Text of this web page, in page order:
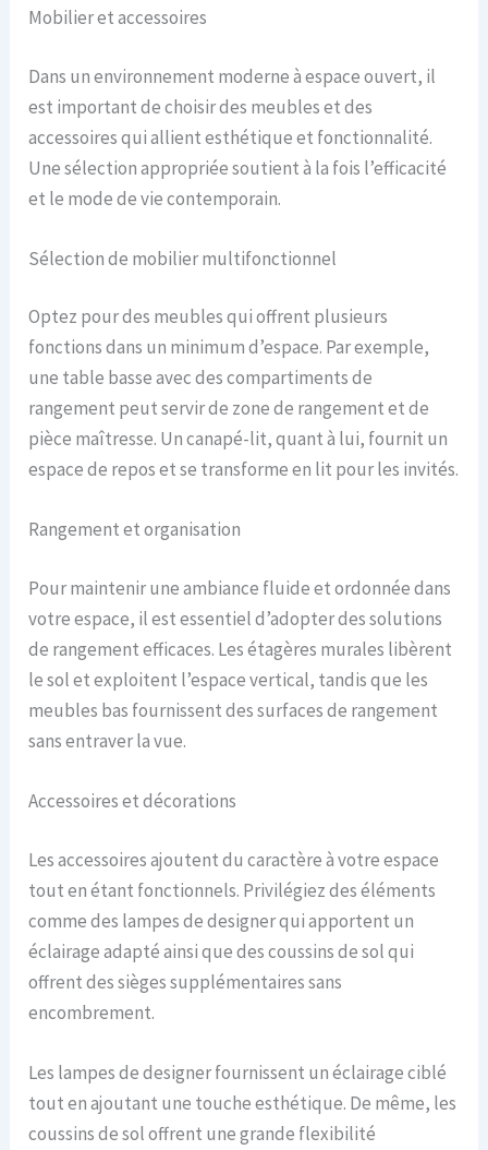
Mobilier et accessoires
Dans un environnement moderne à espace ouvert, il
est important de choisir des meubles et des
accessoires qui allient esthétique et fonctionnalité.
Une sélection appropriée soutient à la fois l’efficacité
et le mode de vie contemporain.
Sélection de mobilier multifonctionnel
Optez pour des meubles qui offrent plusieurs
fonctions dans un minimum d’espace. Par exemple,
une table basse avec des compartiments de
rangement peut servir de zone de rangement et de
pièce maîtresse. Un canapé-lit, quant à lui, fournit un
espace de repos et se transforme en lit pour les invités.
Rangement et organisation
Pour maintenir une ambiance fluide et ordonnée dans
votre espace, il est essentiel d’adopter des solutions
de rangement efficaces. Les étagères murales libèrent
le sol et exploitent l’espace vertical, tandis que les
meubles bas fournissent des surfaces de rangement
sans entraver la vue.
Accessoires et décorations
Les accessoires ajoutent du caractère à votre espace
tout en étant fonctionnels. Privilégiez des éléments
comme des lampes de designer qui apportent un
éclairage adapté ainsi que des coussins de sol qui
offrent des sièges supplémentaires sans
encombrement.
Les lampes de designer fournissent un éclairage ciblé
tout en ajoutant une touche esthétique. De même, les
coussins de sol offrent une grande flexibilité